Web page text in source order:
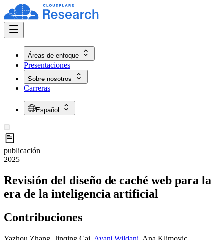
Áreas de enfoque
Presentaciones
Sobre nosotros
Carreras
Español
publicación
2025
Revisión del diseño de caché web para la
era de la inteligencia artificial
Contribuciones
Yazhou Zhang, Jinqing Cai, Avani Wildani, Ana Klimovic